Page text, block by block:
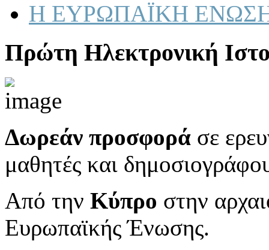
Η ΕΥΡΩΠΑΪΚΗ
Πρώτη Ηλεκτρονική
Δωρεάν προσφορά σε
μαθητές και
Από την Κύπρο στην
Ευρωπαϊκής Ένωσης.